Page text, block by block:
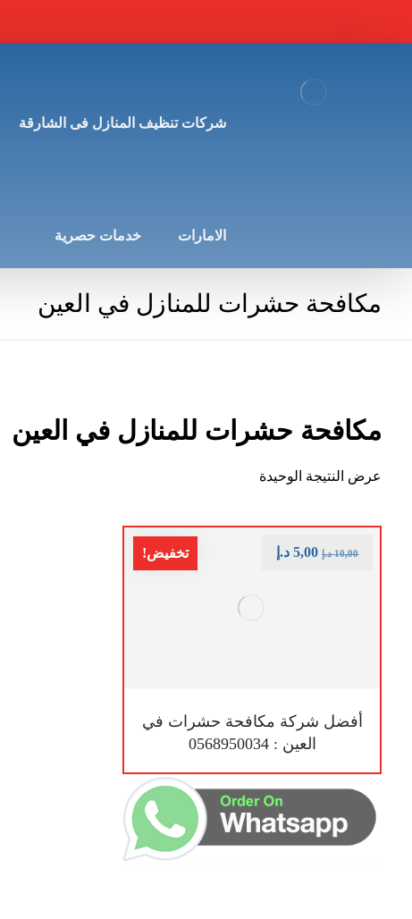
شركات تنظيف المنازل فى الشارقة
الامارات خدمات حصرية
مكافحة حشرات للمنازل في العين
مكافحة حشرات للمنازل في العين
عرض النتيجة الوحيدة
تخفيض!
أفضل شركة مكافحة حشرات في
العين : 0568950034
10,00 د.إ 5,00 د.إ